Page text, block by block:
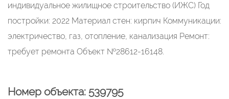
индивидуальное жилищное строительство (ИЖС) Год
постройки: 2022 Материал стен: кирпич Коммуникации:
электричество, газ, отопление, канализация Ремонт:
требует ремонта Объект №28612-16148.
Номер объекта: 539795